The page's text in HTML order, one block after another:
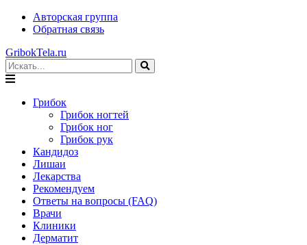
Авторская группа
Обратная связь
GribokTela.ru
Грибок
Грибок ногтей
Грибок ног
Грибок рук
Кандидоз
Лишаи
Лекарства
Рекомендуем
Ответы на вопросы (FAQ)
Врачи
Клиники
Дерматит